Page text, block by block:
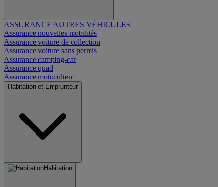
ASSURANCE AUTRES VÉHICULES
Assurance nouvelles mobilités
Assurance voiture de collection
Assurance voiture sans permis
Assurance camping-car
Assurance quad
Assurance motoculteur
Habitation et Emprunteur
Habitation